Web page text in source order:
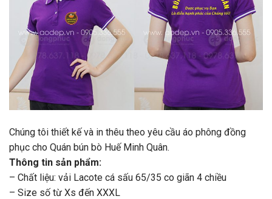
Chúng tôi thiết kế và in thêu theo yêu cầu áo phông đồng
phục cho Quán bún bò Huế Minh Quân.
Thông tin sản phẩm:
– Chất liệu: vải Lacote cá sấu 65/35 co giãn 4 chiều
– Size số từ Xs đến XXXL